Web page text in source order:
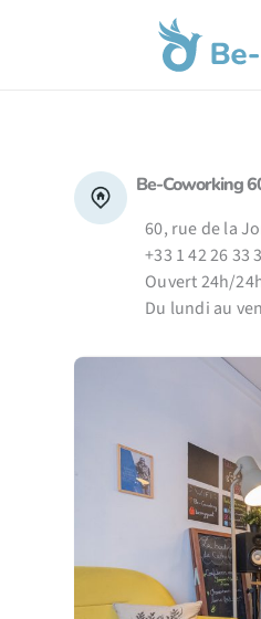
Be-Coworking
60, rue de la
+33 1 42 26 33
Ouvert 24h/
Du lundi au